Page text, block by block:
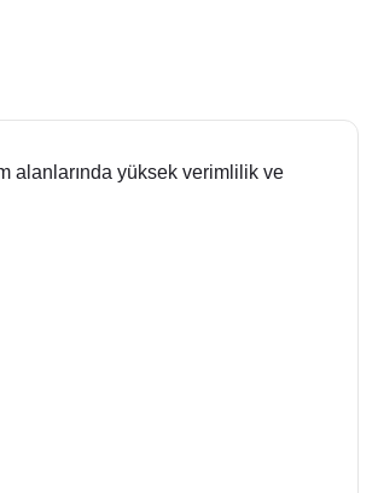
alanlarında yüksek verimlilik ve